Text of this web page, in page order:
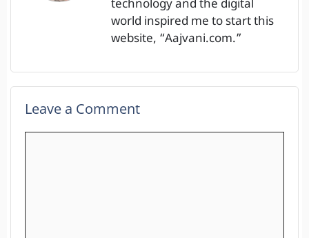
technology and the digital
world inspired me to start this
website, “Aajvani.com.”
Leave a Comment